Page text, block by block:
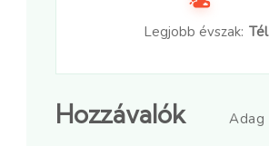
Legjobb évszak: Tél
Hozzávalók Adag